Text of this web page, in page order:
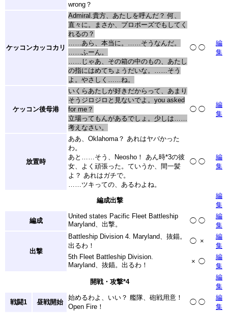
wrong？
ケッコンカッコカリ
Admiral.貴方、あたしを呼んだ？ 何、
直々に。まさか、プロポーズでもしてく
れるの？
……あら、本当に。……そうなんだ。
……ふーん。
……じゃあ、その箱の中のもの、あたし
の指にはめてちょうだいな。……そう
よ。やさしく……ね。
◯ ◯
編
集
ケッコン後母港
いくらあたしが好きだからって、あまり
そうジロジロと見ないでよ。you asked
for me？
立場ってもんがあるでしょ。少しは……
考えなさい。
◯ ◯
編
集
放置時
ああ、Oklahoma？ あれはヤバかった
わ。
あと……そう、Neosho！ あん時*3の彼
女、よく頑張った。ていうか、間一髪
よ？ あれはガチで。
……ツキっての、あるわよね。
◯ ◯
編
集
編成出撃
編
集
編成
United states Pacific Fleet Battleship
Maryland、出撃。
◯ ◯
編
集
出撃
Battleship Division 4. Maryland、抜錨。
出るわ！
◯ ×
編
集
5th Fleet Battleship Division.
Maryland、抜錨。出るわ！
× ◯
編
集
開戦・攻撃*4
編
集
戦闘1 昼戦開始
始めるわよ、いい？ 艦隊、砲戦用意！
Open Fire！
◯ ◯
編
集